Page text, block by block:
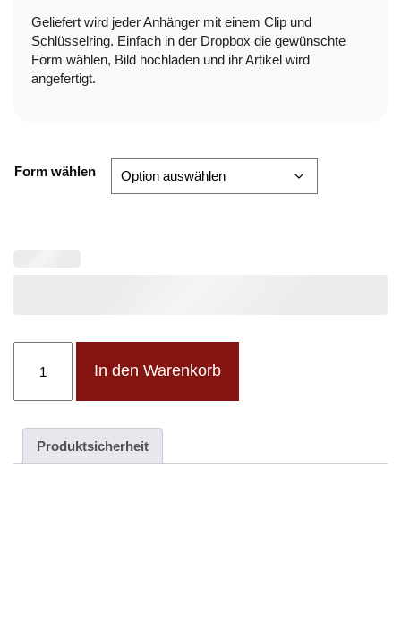
Geliefert wird jeder Anhänger mit einem Clip und
Schlüsselring. Einfach in der Dropbox die gewünschte
Form wählen, Bild hochladen und ihr Artikel wird
angefertigt.
Form wählen
Menge
In den Warenkorb
Produktsicherheit